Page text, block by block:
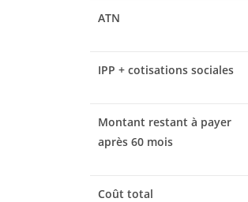
ATN
IPP + cotisations sociales
Montant restant à payer
après 60 mois
Coût total